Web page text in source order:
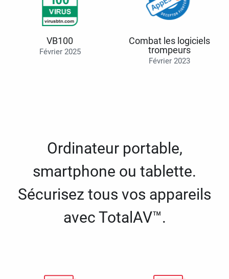
VB100
Février 2025
Combat les logiciels
trompeurs
Février 2023
Ordinateur portable,
smartphone ou tablette.
Sécurisez tous vos appareils
avec TotalAV™.